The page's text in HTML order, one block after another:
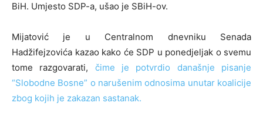
BiH. Umjesto SDP-a, ušao je SBiH-ov.
Mijatović je u Centralnom dnevniku Senada
Hadžifejzovića kazao kako će SDP u ponedjeljak o svemu
tome razgovarati, čime je potvrdio današnje pisanje
“Slobodne Bosne” o narušenim odnosima unutar koalicije
zbog kojih je zakazan sastanak.